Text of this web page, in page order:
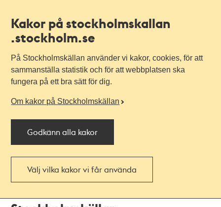
Kakor på stockholmskallan
.stockholm.se
På Stockholmskällan använder vi kakor, cookies, för att
sammanställa statistik och för att webbplatsen ska
fungera på ett bra sätt för dig.
Om kakor på Stockholmskällan
Godkänn alla kakor
Välj vilka kakor vi får använda